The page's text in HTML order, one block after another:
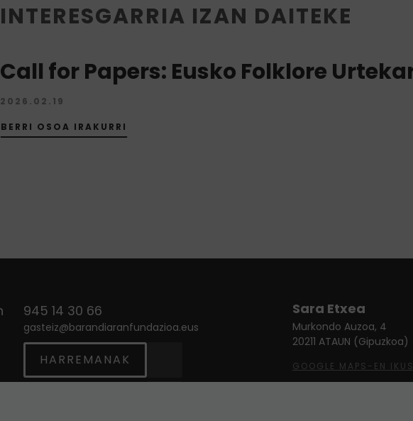
INTERESGARRIA IZAN DAITEKE
Call for Papers: Eusko Folklore
2026.02.19
BERRI OSOA IRAKURRI
945 14 30 66
gasteiz@barandiaranfundazioa.eus
HARREMANAK
Sara Etxea
Murkondo Auzoa, 4
20211 ATAUN (Gipuzkoa)
GOOGLE MAPS-EN